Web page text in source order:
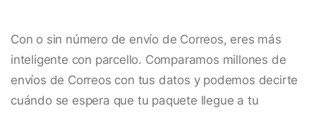
Con o sin número de envío de Correos, eres más
inteligente con parcello. Comparamos millones de
envíos de Correos con tus datos y podemos decirte
cuándo se espera que tu paquete llegue a tu